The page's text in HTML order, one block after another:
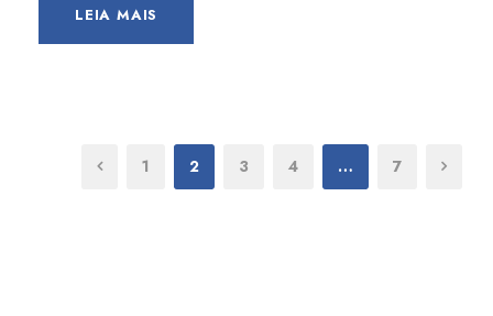
LEIA MAIS
1 2 3 4 … 7